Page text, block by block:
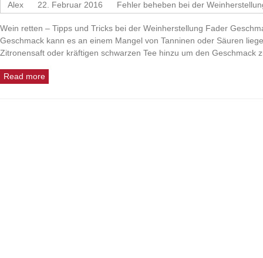
Alex 22. Februar 2016 Fehler beheben bei der
Wein retten – Tipps und Tricks bei der Weinherstellung Fader
Geschmack kann es an einem Mangel von Tanninen oder Säuren
Zitronensaft oder kräftigen schwarzen Tee hinzu um den Geschmack
Read more